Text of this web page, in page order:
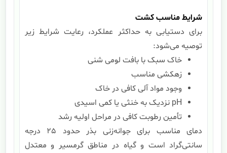
شرایط مناسب کشت
برای دستیابی به حداکثر عملکرد، رعایت شرایط زیر
توصیه می‌شود:
خاک سبک با بافت لومی شنی
زهکشی مناسب
وجود مواد آلی کافی در خاک
pH نزدیک به خنثی یا کمی اسیدی
تأمین رطوبت کافی در مراحل اولیه رشد
دمای مناسب برای جوانه‌زنی بذر حدود 25 درجه
سانتی‌گراد است و گیاه در مناطق گرمسیر و معتدل